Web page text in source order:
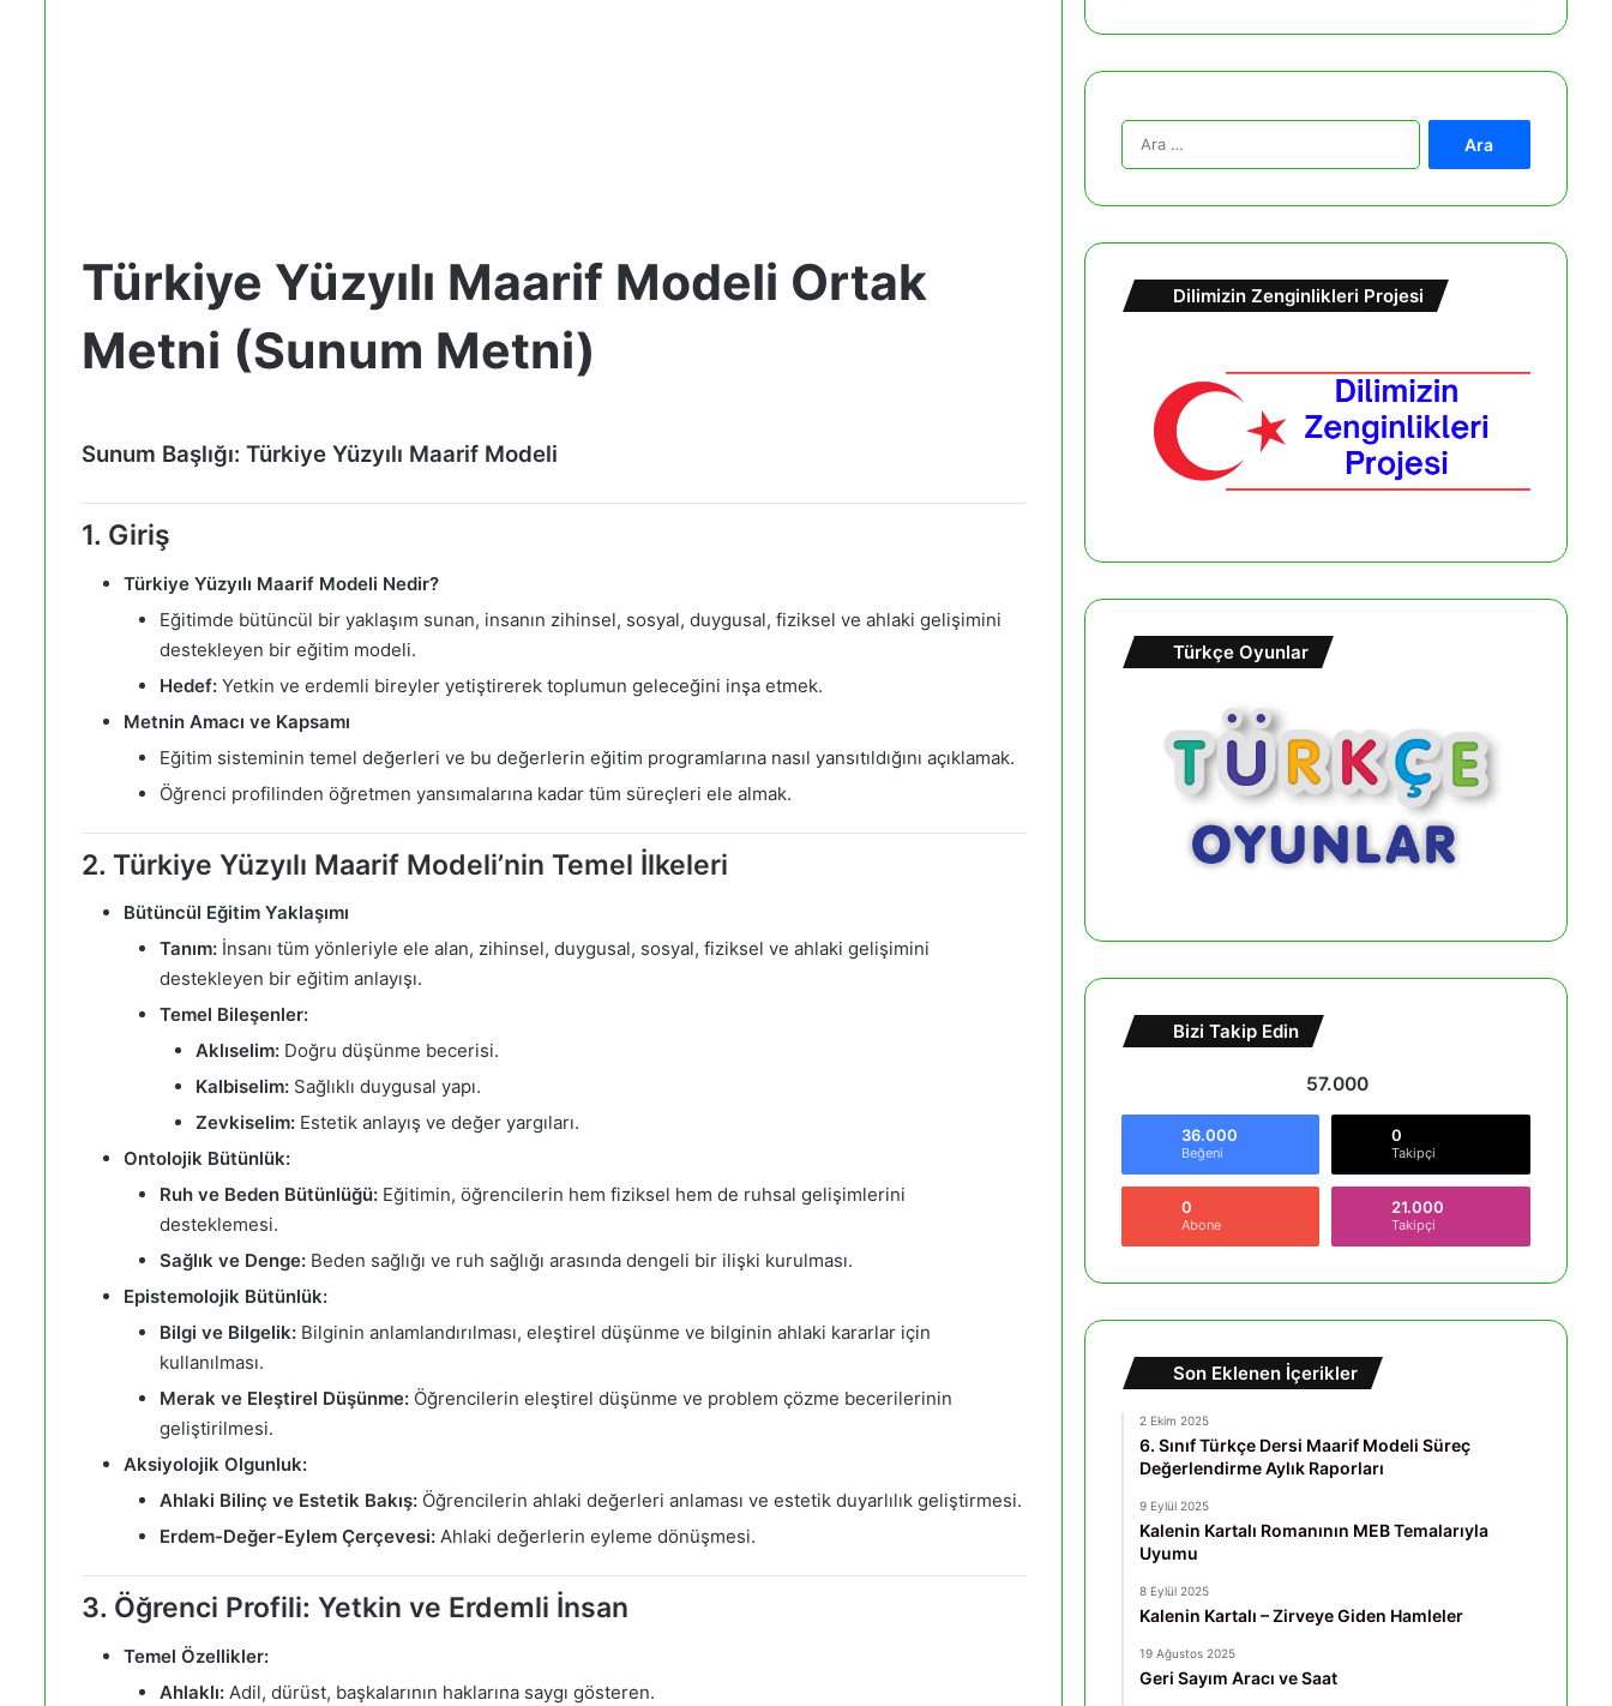
Türkiye Yüzyılı Maarif Modeli Ortak
Metni (Sunum Metni)
Sunum Başlığı: Türkiye Yüzyılı Maarif Modeli
1. Giriş
Türkiye Yüzyılı Maarif Modeli Nedir?
Eğitimde bütüncül bir yaklaşım sunan, insanın zihinsel, sosyal, duygusal, fiziksel ve ahlaki gelişimini
destekleyen bir eğitim modeli.
Hedef: Yetkin ve erdemli bireyler yetiştirerek toplumun geleceğini inşa etmek.
Metnin Amacı ve Kapsamı
Eğitim sisteminin temel değerleri ve bu değerlerin eğitim programlarına nasıl yansıtıldığını açıklamak.
Öğrenci profilinden öğretmen yansımalarına kadar tüm süreçleri ele almak.
2. Türkiye Yüzyılı Maarif Modeli’nin Temel İlkeleri
Bütüncül Eğitim Yaklaşımı
Tanım: İnsanı tüm yönleriyle ele alan, zihinsel, duygusal, sosyal, fiziksel ve ahlaki gelişimini
destekleyen bir eğitim anlayışı.
Temel Bileşenler:
Aklıselim: Doğru düşünme becerisi.
Kalbiselim: Sağlıklı duygusal yapı.
Zevkiselim: Estetik anlayış ve değer yargıları.
Ontolojik Bütünlük:
Ruh ve Beden Bütünlüğü: Eğitimin, öğrencilerin hem fiziksel hem de ruhsal gelişimlerini
desteklemesi.
Sağlık ve Denge: Beden sağlığı ve ruh sağlığı arasında dengeli bir ilişki kurulması.
Epistemolojik Bütünlük:
Bilgi ve Bilgelik: Bilginin anlamlandırılması, eleştirel düşünme ve bilginin ahlaki kararlar için
kullanılması.
Merak ve Eleştirel Düşünme: Öğrencilerin eleştirel düşünme ve problem çözme becerilerinin
geliştirilmesi.
Aksiyolojik Olgunluk:
Ahlaki Bilinç ve Estetik Bakış: Öğrencilerin ahlaki değerleri anlaması ve estetik duyarlılık geliştirmesi.
Erdem-Değer-Eylem Çerçevesi: Ahlaki değerlerin eyleme dönüşmesi.
3. Öğrenci Profili: Yetkin ve Erdemli İnsan
Temel Özellikler:
Ahlaklı: Adil, dürüst, başkalarının haklarına saygı gösteren.
m
Dilimizin Zenginlikleri Projesi
Türkçe Oyunlar
Bizi Takip Edin
57.000
36.000
Beğeni
0
Takipçi
0
Abone
21.000
Takipçi
Son Eklenen İçerikler
2 Ekim 2025
6. Sınıf Türkçe Dersi Maarif Modeli Süreç
Değerlendirme Aylık Raporları
9 Eylül 2025
Kalenin Kartalı Romanının MEB Temalarıyla
Uyumu
8 Eylül 2025
Kalenin Kartalı – Zirveye Giden Hamleler
19 Ağustos 2025
Geri Sayım Aracı ve Saat